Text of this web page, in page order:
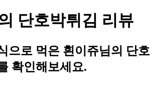
단호박튀김 리뷰
으로 먹은 흰이쥬님의 단호
확인해보세요.